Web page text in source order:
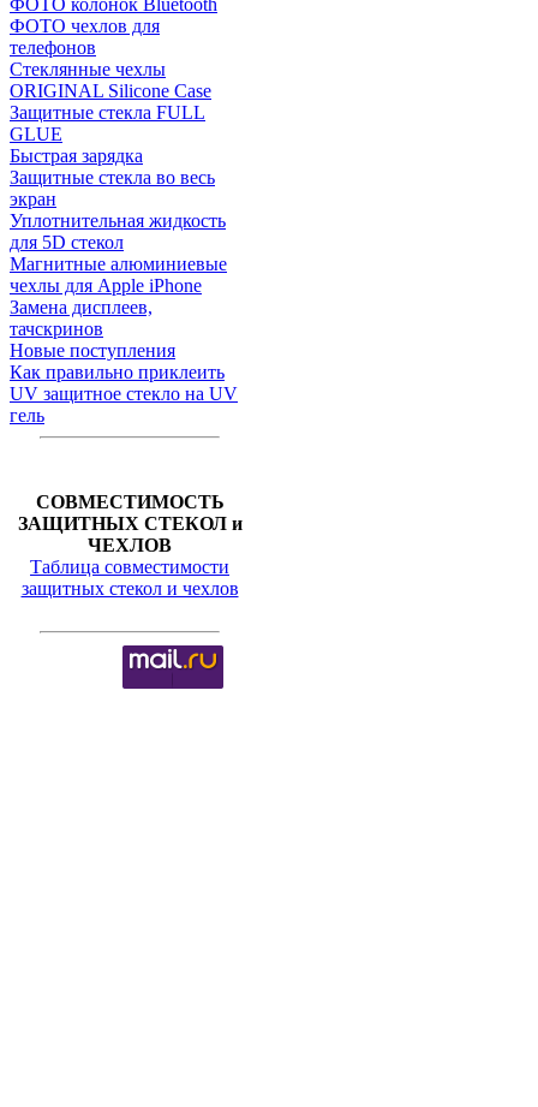
ФОТО колонок Bluetooth
ФOTO чехлов для
телефонов
Стеклянные чехлы
ORIGINAL Silicone Case
Защитные стекла FULL
GLUE
Быстрая зарядка
Защитные стекла во весь
экран
Уплотнительная жидкость
для 5D стекол
Магнитные алюминиевые
чехлы для Apple iPhone
Замена дисплеев,
тачскринов
Новые поступления
Как правильно приклеить
UV защитное стекло на UV
гель
СОВМЕСТИМОСТЬ
ЗАЩИТНЫХ СТЕКОЛ и
ЧЕХЛОВ
Таблица совместимости
защитных стекол и чехлов